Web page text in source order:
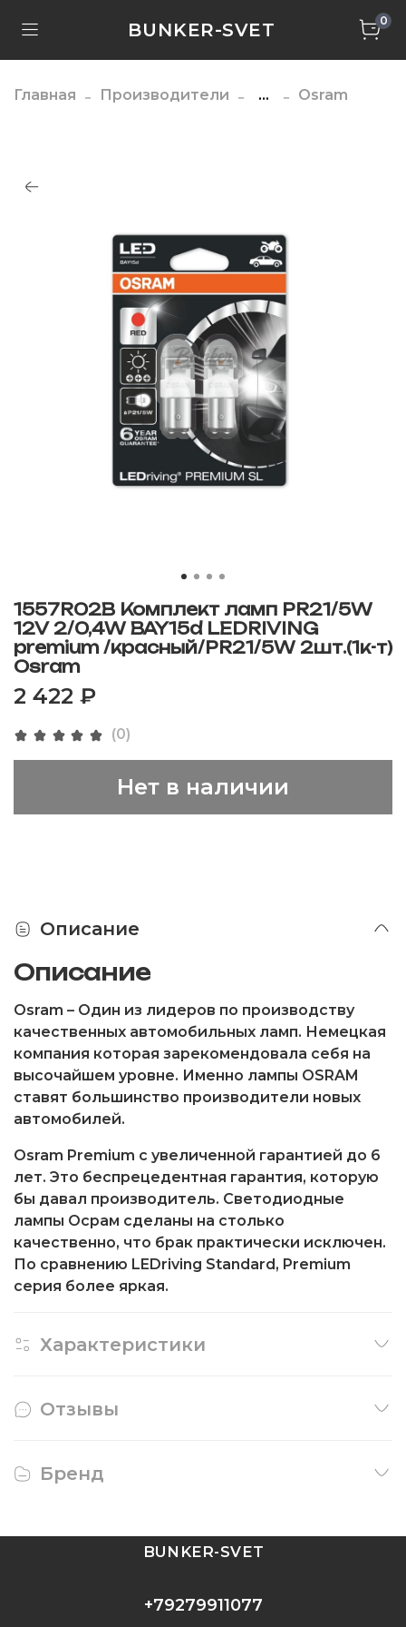
BUNKER-SVET 0
Главная Производители ... Osram
(0)
1557R02B Комплект ламп PR21/5W
12V 2/0,4W BAY15d LEDRIVING
premium /красный/PR21/5W 2шт.(1к-т)
Osram
2 422 ₽
Нет в наличии
Описание
Описание
Osram – Один из лидеров по производству
качественных автомобильных ламп. Немецкая
компания которая зарекомендовала себя на
высочайшем уровне. Именно лампы OSRAM
ставят большинство производители новых
автомобилей.
Osram Premium с увеличенной гарантией до 6
лет. Это беспрецедентная гарантия, которую
бы давал производитель. Светодиодные
лампы Осрам сделаны на столько
качественно, что брак практически исключен.
По сравнению LEDriving Standard, Premium
серия более яркая.
Характеристики
Отзывы
Бренд
+79279911077
BUNKER-SVET